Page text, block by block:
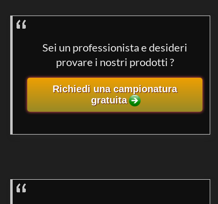
Sei un professionista e desideri
provare i nostri prodotti ?
Richiedi una campionatura
gratuita